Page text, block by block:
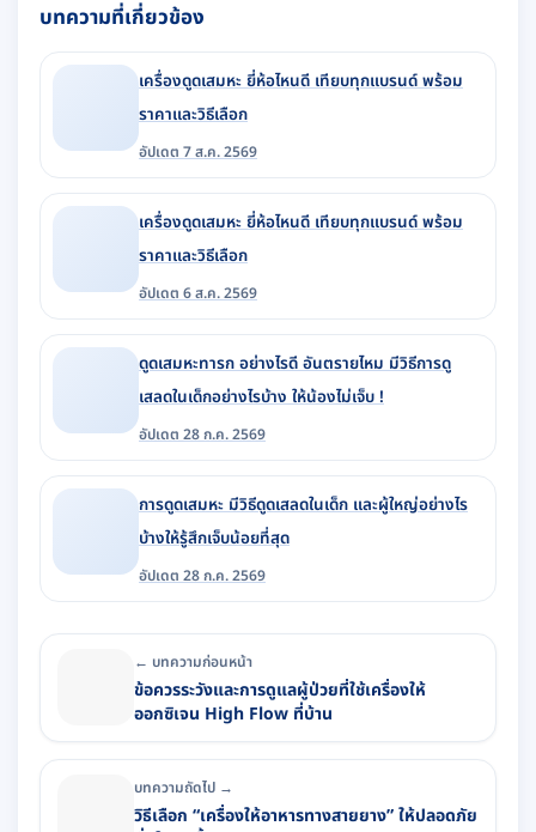
บทความที่เกี่ยวข้อง
เครื่องดูดเสมหะ ยี่ห้อไหนดี เทียบทุกแบรนด์ พร้อม
ราคาและวิธีเลือก
อัปเดต 7 ส.ค. 2569
เครื่องดูดเสมหะ ยี่ห้อไหนดี เทียบทุกแบรนด์ พร้อม
ราคาและวิธีเลือก
อัปเดต 6 ส.ค. 2569
ดูดเสมหะทารก อย่างไรดี อันตรายไหม มีวิธีการดู
เสลดในเด็กอย่างไรบ้าง ให้น้องไม่เจ็บ !
อัปเดต 28 ก.ค. 2569
การดูดเสมหะ มีวิธีดูดเสลดในเด็ก และผู้ใหญ่อย่างไร
บ้างให้รู้สึกเจ็บน้อยที่สุด
อัปเดต 28 ก.ค. 2569
← บทความก่อนหน้า
ข้อควรระวังและการดูแลผู้ป่วยที่ใช้เครื่องให้
ออกซิเจน High Flow ที่บ้าน
บทความถัดไป →
วิธีเลือก “เครื่องให้อาหารทางสายยาง” ให้ปลอดภัย